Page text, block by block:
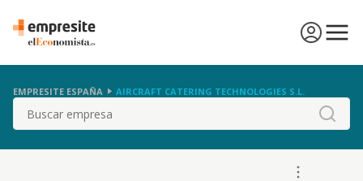
EMPRESITE ESPAÑA AIRCRAFT CATERING TECHNOLOGIES S.L.
Buscar